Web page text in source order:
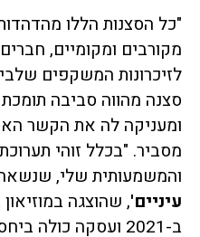
"כל הסצנות הללו
מקורבים ומקומיים,
לזיכרונות המשקפים
סצנה מהווה סביבה
ומעניקה לה את הקשר
מסביר. "בכלל זוהי
והמשמעותית שלי,
עיניים', שהוצגה
ב-2021 ועסקה